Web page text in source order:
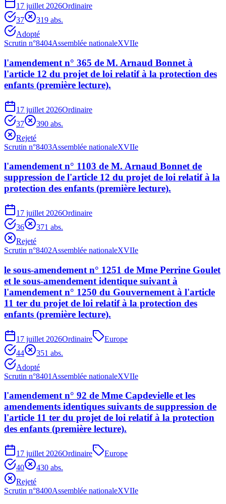
17 juillet 2026Ordinaire
37
319 abs.
Adopté
Scrutin n°8404Assemblée nationaleXVIIe
l'amendement n° 365 de M. Arnaud Bonnet à
l'article 12 du projet de loi relatif à la protection des
enfants (première lecture).
17 juillet 2026Ordinaire
37
390 abs.
Rejeté
Scrutin n°8403Assemblée nationaleXVIIe
l'amendement n° 1103 de M. Arnaud Bonnet de
suppression de l'article 12 du projet de loi relatif à la
protection des enfants (première lecture).
17 juillet 2026Ordinaire
36
371 abs.
Rejeté
Scrutin n°8402Assemblée nationaleXVIIe
le sous-amendement n° 1251 de Mme Perrine Goulet
et le sous-amendement identique suivant à
l'amendement n° 1250 du Gouvernement à l'article
11 ter du projet de loi relatif à la protection des
enfants (première lecture).
17 juillet 2026Ordinaire
Europe
44
351 abs.
Adopté
Scrutin n°8401 Assemblée nationaleXVIIe
l'amendement n° 92 de Mme Capdevielle et les
amendements identiques suivants de suppression de
l'article 11 ter du projet de loi relatif à la protection
des enfants (première lecture).
17 juillet 2026Ordinaire
Europe
40
430 abs.
Rejeté
Scrutin n°8400Assemblée nationaleXVIIe